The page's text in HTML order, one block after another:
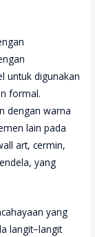
untuk digunakan
formal.
dengan warna
lain pada
art, cermin,
yang
yang
langit−langit